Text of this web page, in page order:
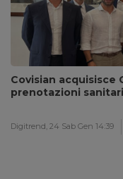
Covisian acquisisce
prenotazioni
Digitrend, 24 Sab Gen 14:39